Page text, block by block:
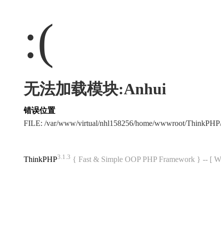
:(
无法加载模块:Anhui
错误位置
FILE: /var/www/virtual/nhl158256/home/wwwroot/
ThinkPHP3.1.3 { Fast & Simple OOP PHP Framework } -- [